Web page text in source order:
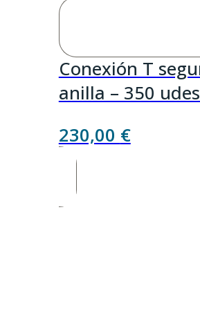
Conexión T
anilla – 350
230,00 €